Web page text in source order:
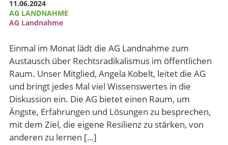
11.06.2024
AG LANDNAHME
AG Landnahme
Einmal im Monat lädt die AG Landnahme zum
Austausch über Rechtsradikalismus im öffentlichen
Raum. Unser Mitglied, Angela Kobelt, leitet die AG
und bringt jedes Mal viel Wissenswertes in die
Diskussion ein. Die AG bietet einen Raum, um
Ängste, Erfahrungen und Lösungen zu besprechen,
mit dem Ziel, die eigene Resilienz zu stärken, von
anderen zu lernen […]